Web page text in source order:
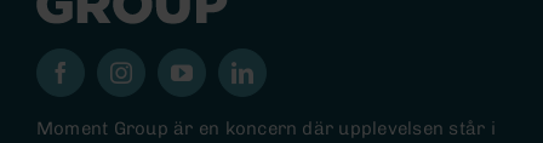
Moment Group är en koncern där upplevelsen står i